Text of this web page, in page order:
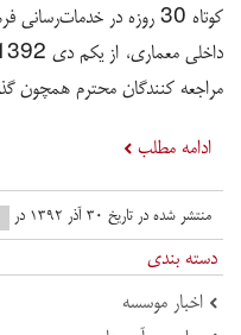
کوتاه 30 روزه در
مراجعه کنندگان محترم همچون
ادامه مطلب
منتشر شده در تاریخ ۳۰ آذر ۱۳۹۲ در
دسته بندی
اخبار موسسه